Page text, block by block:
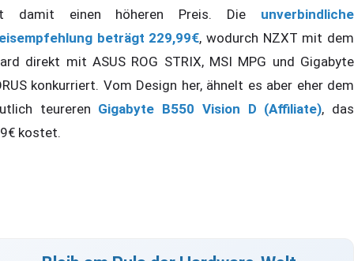
damit einen höheren Preis. Die unverbindliche
beträgt 229,99€, wodurch NZXT mit dem
direkt mit ASUS ROG STRIX, MSI MPG und Gigabyte
konkurriert. Vom Design her, ähnelt es aber eher dem
teureren Gigabyte B550 Vision D (Affiliate), das
kostet.